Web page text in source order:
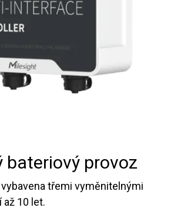
bateriový provoz
třemi vyměnitelnými
až 10 let.